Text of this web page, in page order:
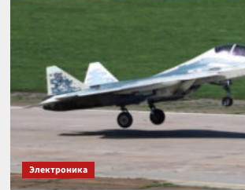
Электроника